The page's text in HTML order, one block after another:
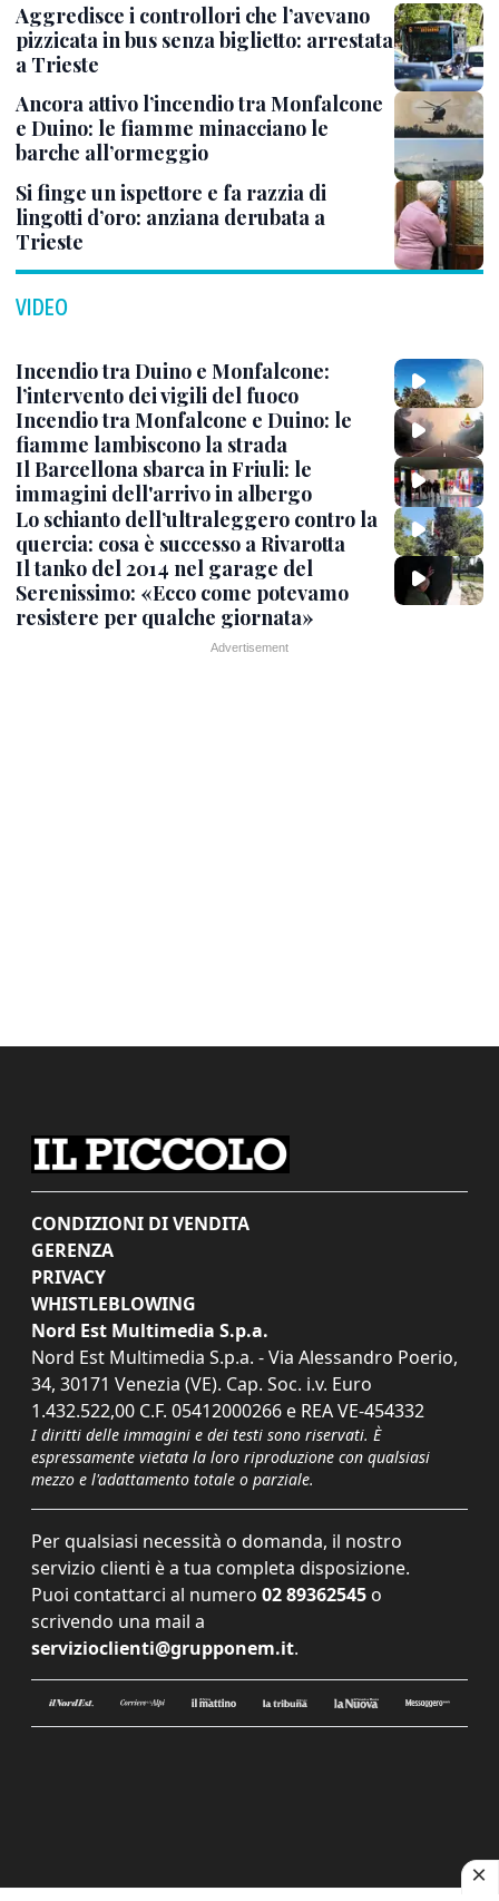
Aggredisce i controllori che l’avevano
pizzicata in bus senza biglietto: arrestata
a Trieste
Ancora attivo l’incendio tra Monfalcone
e Duino: le fiamme minacciano le
barche all’ormeggio
Si finge un ispettore e fa razzia di
lingotti d’oro: anziana derubata a
Trieste
VIDEO
Incendio tra Duino e Monfalcone:
l’intervento dei vigili del fuoco
Incendio tra Monfalcone e Duino: le
fiamme lambiscono la strada
Il Barcellona sbarca in Friuli: le
immagini dell'arrivo in albergo
Lo schianto dell’ultraleggero contro la
quercia: cosa è successo a Rivarotta
Il tanko del 2014 nel garage del
Serenissimo: «Ecco come potevamo
resistere per qualche giornata»
CONDIZIONI DI VENDITA
GERENZA
PRIVACY
WHISTLEBLOWING
Nord Est Multimedia S.p.a.
Nord Est Multimedia S.p.a. - Via Alessandro Poerio,
34, 30171 Venezia (VE). Cap. Soc. i.v. Euro
1.432.522,00 C.F. 05412000266 e REA VE-454332
I diritti delle immagini e dei testi sono riservati. È
espressamente vietata la loro riproduzione con qualsiasi
mezzo e l'adattamento totale o parziale.
Per qualsiasi necessità o domanda, il nostro
servizio clienti è a tua completa disposizione.
Puoi contattarci al numero 02 89362545 o
scrivendo una mail a
servizioclienti@grupponem.it.